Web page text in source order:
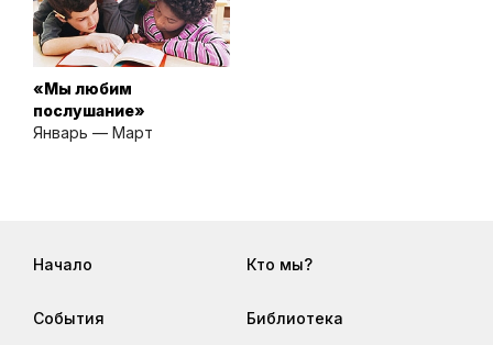
«Мы любим
послушание»
Январь — Март
Начало Кто мы?
События Библиотека